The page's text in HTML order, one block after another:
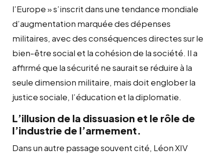
l’Europe » s’inscrit dans une tendance mondiale
d’augmentation marquée des dépenses
militaires, avec des conséquences directes sur le
bien-être social et la cohésion de la société. Il a
affirmé que la sécurité ne saurait se réduire à la
seule dimension militaire, mais doit englober la
justice sociale, l’éducation et la diplomatie.
L’illusion de la dissuasion et le rôle de
l’industrie de l’armement.
Dans un autre passage souvent cité, Léon XIV